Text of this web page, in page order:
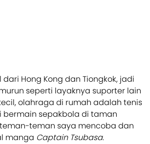
Hong Kong dan Tiongkok, jadi
seperti layaknya suporter lain
olahraga di rumah adalah tenis
bermain sepakbola di taman
teman saya mencoba dan
manga Captain Tsubasa.